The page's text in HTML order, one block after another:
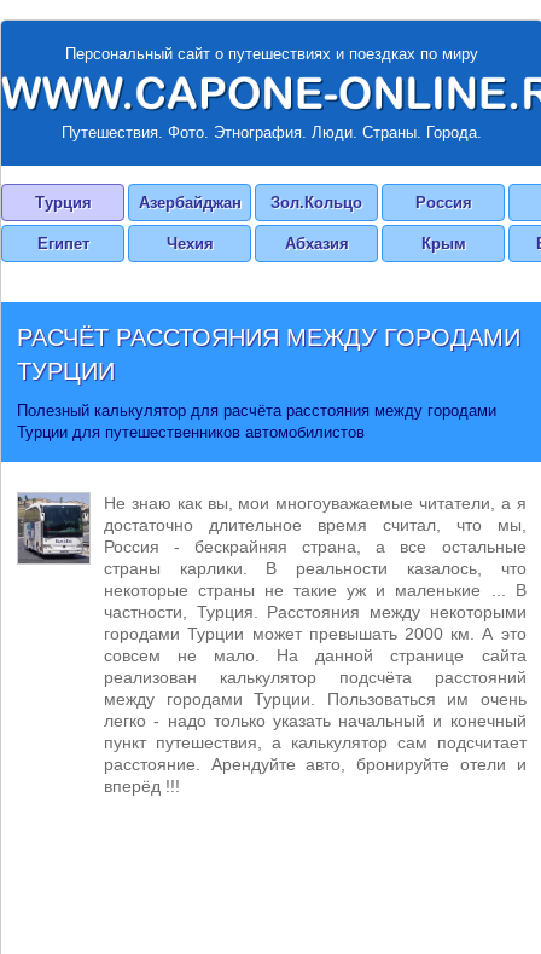
Персональный сайт о путешествиях и поездках по миру
Путешествия. Фото. Этнография. Люди. Страны. Города.
Турция Азербайджан Зол.Кольцо Россия
Египет Чехия Абхазия Крым
РАСЧЁТ РАССТОЯНИЯ МЕЖДУ ГОРОДАМИ
ТУРЦИИ
Полезный калькулятор для расчёта расстояния между городами
Турции для путешественников автомобилистов
Не знаю как вы, мои многоуважаемые читатели, а я
достаточно длительное время считал, что мы,
Россия - бескрайняя страна, а все остальные
страны карлики. В реальности казалось, что
некоторые страны не такие уж и маленькие ... В
частности, Турция. Расстояния между некоторыми
городами Турции может превышать 2000 км. А это
совсем не мало. На данной странице сайта
реализован калькулятор подсчёта расстояний
между городами Турции. Пользоваться им очень
легко - надо только указать начальный и конечный
пункт путешествия, а калькулятор сам подсчитает
расстояние. Арендуйте авто, бронируйте отели и
вперёд !!!